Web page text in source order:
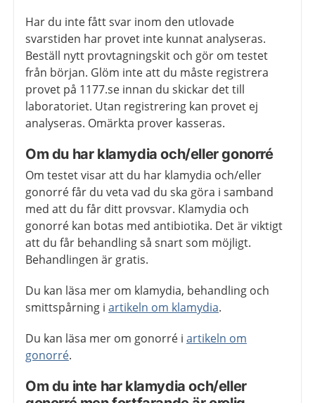
Har du inte fått svar inom den utlovade
svarstiden har provet inte kunnat analyseras.
Beställ nytt provtagningskit och gör om testet
från början. Glöm inte att du måste registrera
provet på 1177.se innan du skickar det till
laboratoriet. Utan registrering kan provet ej
analyseras. Omärkta prover kasseras.
Om du har klamydia och/eller gonorré
Om testet visar att du har klamydia och/eller
gonorré får du veta vad du ska göra i samband
med att du får ditt provsvar. Klamydia och
gonorré kan botas med antibiotika. Det är viktigt
att du får behandling så snart som möjligt.
Behandlingen är gratis.
Du kan läsa mer om klamydia, behandling och
smittspårning i artikeln om klamydia.
Du kan läsa mer om gonorré i artikeln om
gonorré.
Om du inte har klamydia och/eller